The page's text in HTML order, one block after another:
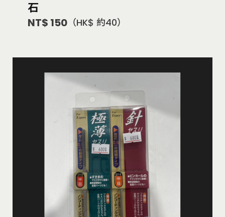
石
NT$ 150 （HK$ 約40）